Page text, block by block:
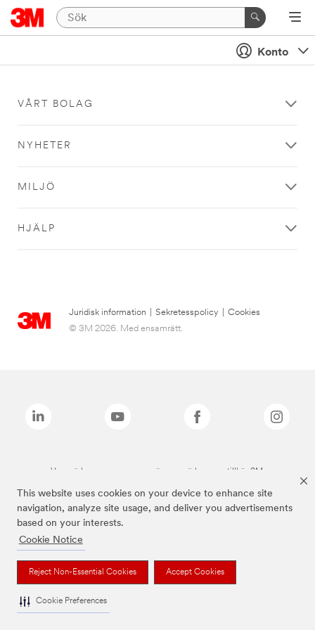
This website uses cookies on your device to enhance site
navigation, analyze site usage, and deliver you advertisements
based on your interests.
Cookie Notice
Reject Non-Essential Cookies Accept Cookies
Cookie Preferences
Konto
VÅRT BOLAG
NYHETER
MILJÖ
HJÄLP
Juridisk information Sekretesspolicy
Cookies
© 3M 2026. Med ensamrätt.
Varumärken som anges ovan är varumärken som tillhör 3M.